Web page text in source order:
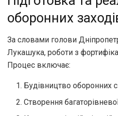
оборонних
За словами голови
Лукашука, роботи з
Процес включає:
Будівництво оборонних
Створення